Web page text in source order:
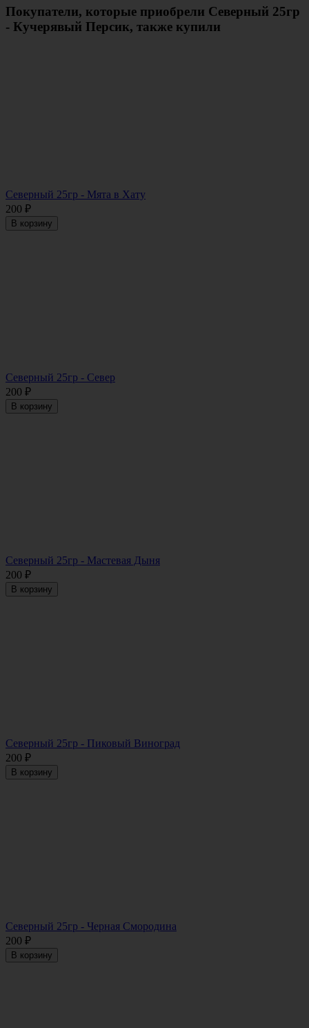
Покупатели, которые приобрели Северный 25гр
- Кучерявый Персик, также купили
Северный 25гр - Мята в Хату
200 ₽
В корзину
Северный 25гр - Север
200 ₽
В корзину
Северный 25гр - Мастевая Дыня
200 ₽
В корзину
Северный 25гр - Пиковый Виноград
200 ₽
В корзину
Северный 25гр - Черная Смородина
200 ₽
В корзину